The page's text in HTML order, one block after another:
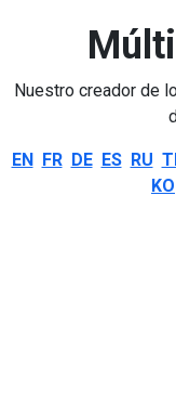
Nuestro creador de
EN FR DE ES RU
KO